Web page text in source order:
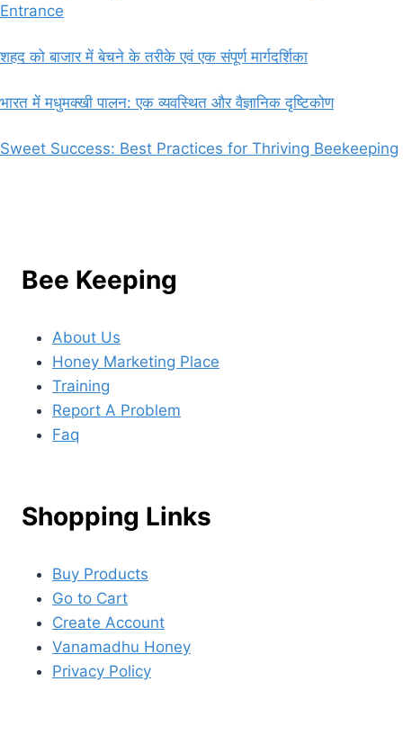
Entrance
शहद को बाजार में बेचने के तरीके एवं एक संपूर्ण मार्गदर्शिका
भारत में मधुमक्खी पालन: एक व्यवस्थित और वैज्ञानिक दृष्टिकोण
Sweet Success: Best Practices for Thriving Beekeeping
Bee Keeping
About Us
Honey Marketing Place
Training
Report A Problem
Faq
Shopping Links
Buy Products
Go to Cart
Create Account
Vanamadhu Honey
Privacy Policy